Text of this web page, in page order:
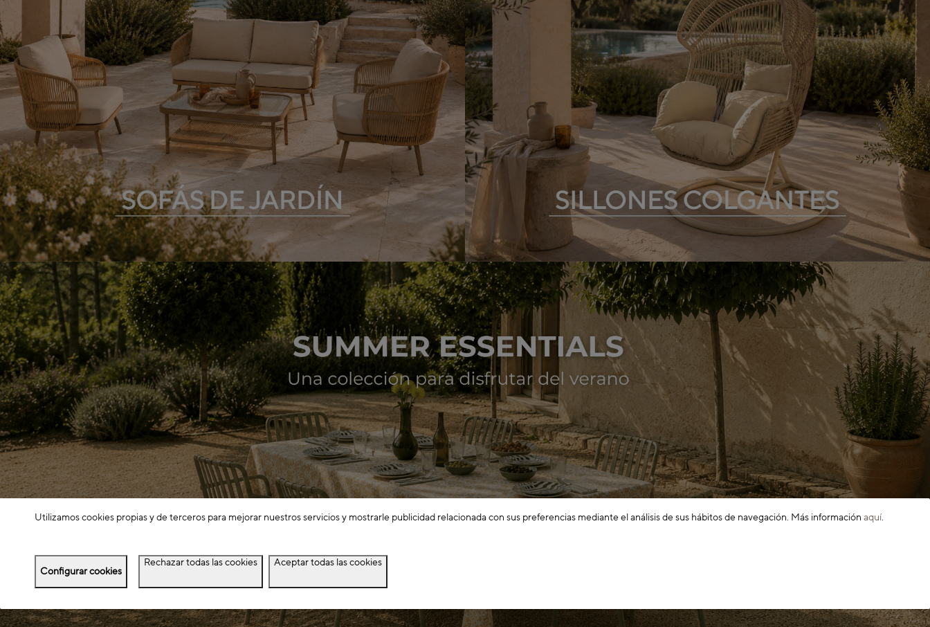
Utilizamos cookies propias y de terceros para mejorar nuestros servicios y mostrarle publicidad relacionada con sus preferencias mediante el análisis de sus hábitos de navegación. Más información aquí.
Configurar cookies
Rechazar todas las cookies Aceptar todas las cookies